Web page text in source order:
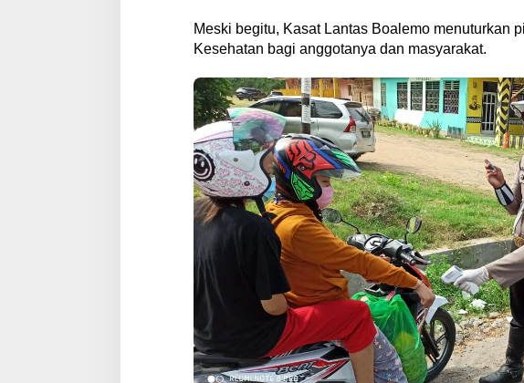
Meski begitu, Kasat Lantas Boalemo menuturkan
Kesehatan bagi anggotanya dan masyarakat.